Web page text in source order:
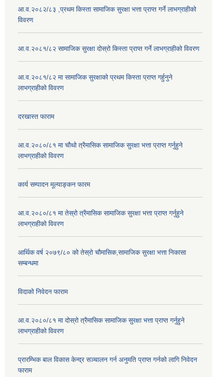
आ.व.२०८२/८३ ,प्रथम किस्ता सामाजिक सुरक्षा भत्ता प्राप्त गर्ने लाभग्राहीको
विवरण
आ.व.२०८१/८२ सामाजिक सुरक्षा दोस्रो किस्ता प्राप्त गर्ने लाभग्राहीको विवरण
आ.व.२०८१/८२ मा सामाजिक सुरक्षाको प्रथम किस्ता प्राप्त गर्हुनुने
लाभग्राहीको विवरण
दरखास्त फाराम
आ.व.२०८०/८१ मा चौथो त्रैमासिक सामाजिक सुरक्षा भत्ता प्राप्त गर्नुहुने
लाभग्राहीको विवरण
कार्य सम्पादन मूल्याङ्कन फारम
आ.व.२०८०/८१ मा तेस्रो त्रैमासिक सामाजिक सुरक्षा भत्ता प्राप्त गर्नुहुने
लाभग्राहीको विवरण
आर्थिक वर्ष २०७९/८० को तेस्रो चौमासिक,सामाजिक सुरक्षा भत्ता निकासा
सम्बन्धमा
विदाको निवेदन फाराम
आ.व.२०८०/८१ मा दोस्रो त्रैमासिक सामाजिक सुरक्षा भत्ता प्राप्त गर्नुहुने
लाभग्राहीको विवरण
प्रारम्भिक बाल विकास केन्द्र सञ्चालन गर्न अनुमति प्राप्त गर्नको लागि निवेदन
फाराम